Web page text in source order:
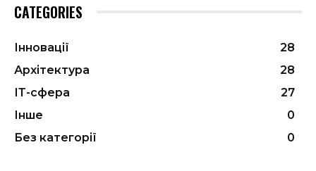
CATEGORIES
Інновації
28
Архітектура
28
ІТ-сфера
27
Інше
0
Без категорії
0